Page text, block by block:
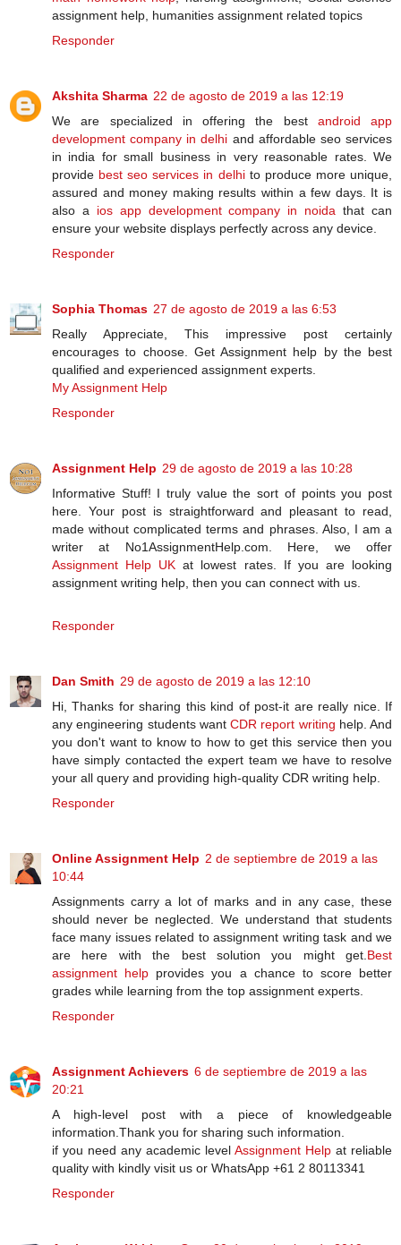
assignment help, humanities assignment related topics
Responder
Akshita Sharma 22 de agosto de 2019 a las 12:19
We are specialized in offering the best android app
development company in delhi and affordable seo services
in india for small business in very reasonable rates. We
provide best seo services in delhito produce more unique,
assured and money making results within a few days. It is
also a ios app development company in noida that can
ensure your website displays perfectly across any device.
Responder
Sophia Thomas 27 de agosto de 2019 a las 6:53
Really Appreciate, This impressive post certainly
encourages to choose. Get Assignment help by the best
qualified and experienced assignment experts.
My Assignment Help
Responder
Assignment Help 29 de agosto de 2019 a las 10:28
Informative Stuff! I truly value the sort of points you post
here. Your post is straightforward and pleasant to read,
made without complicated terms and phrases. Also, I am a
writer at No1AssignmentHelp.com. Here, we offer
Assignment Help UK at lowest rates. If you are looking
assignment writing help, then you can connect with us.
Responder
Dan Smith 29 de agosto de 2019 a las 12:10
Hi, Thanks for sharing this kind of post-it are really nice. If
any engineering students want CDR report writing help. And
you don't want to know to how to get this service then you
have simply contacted the expert team we have to resolve
your all query and providing high-quality CDR writing help.
Responder
Online Assignment Help 2 de septiembre de 2019 a las
10:44
Assignments carry a lot of marks and in any case, these
should never be neglected. We understand that students
face many issues related to assignment writing task and we
are here with the best solution you might get. Best
assignment help provides you a chance to score better
grades while learning from the top assignment experts.
Responder
Assignment Achievers 6 de septiembre de 2019 a las
20:21
A high-level post with a piece of knowledgeable
information.Thank you for sharing such information.
if you need any academic level Assignment Help at reliable
quality with kindly visit us or WhatsApp +61 2 80113341
Responder